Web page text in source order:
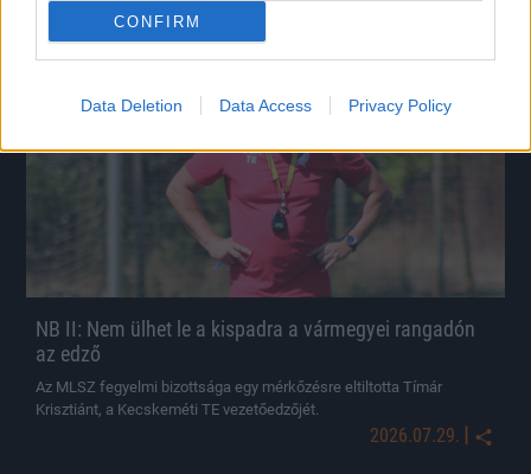
CONFIRM
Data Deletion Data Access Privacy Policy
Hírek
NB II: Nem ülhet le a kispadra a vármegyei rangadón
az edző
Az MLSZ fegyelmi bizottsága egy mérkőzésre eltiltotta Tímár
Krisztiánt, a Kecskeméti TE vezetőedzőjét.
2026.07.29. |